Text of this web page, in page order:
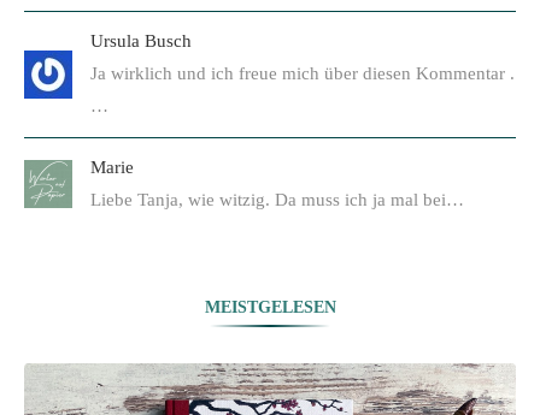
Ursula Busch
Ja wirklich und ich freue mich über diesen Kommentar .
…
Marie
Liebe Tanja, wie witzig. Da muss ich ja mal bei…
MEISTGELESEN